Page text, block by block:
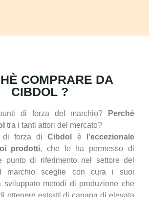
COMPRARE DA
CIBDOL ?
di forza del marchio?
Perché
tra i tanti attori del mercato?
di forza di Cibdol è
l’eccezionale
prodotti, che le ha permesso di
punto di riferimento nel settore del
marchio sceglie con cura i suoi
sviluppato metodi di produzione che
ottenere estratti di canapa di elevata